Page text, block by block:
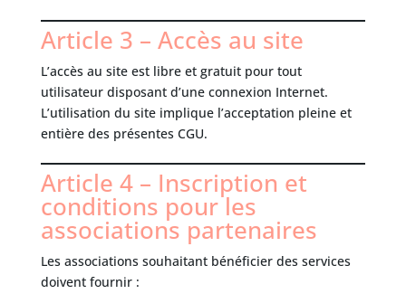
Article 3 – Accès au site
L’accès au site est libre et gratuit pour tout
utilisateur disposant d’une connexion Internet.
L’utilisation du site implique l’acceptation pleine et
entière des présentes CGU.
Article 4 – Inscription et
conditions pour les
associations partenaires
Les associations souhaitant bénéficier des services
doivent fournir :